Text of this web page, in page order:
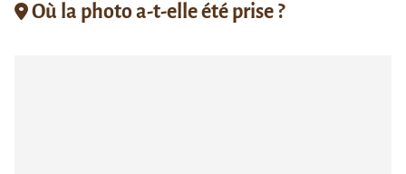
Où la photo a-t-elle été prise ?